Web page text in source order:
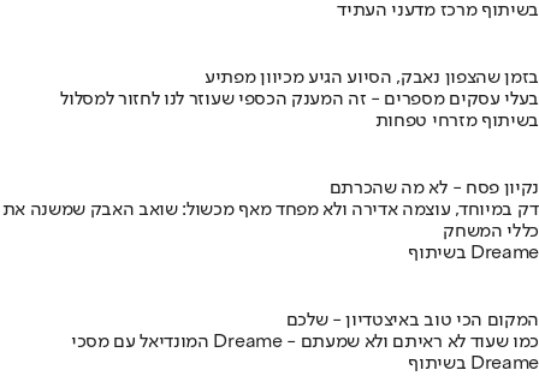
בשיתוף מרכז מדעני העתיד
בזמן שהצפון נאבק, הסיוע הגיע מכיוון מפתיע
בעלי עסקים מספרים - זה המענק הכספי שעוזר לנו לחזור למסלול
בשיתוף מזרחי טפחות
נקיון פסח - לא מה שהכרתם
דק במיוחד, עוצמה אדירה ולא מפחד מאף מכשול: שואב האבק שמשנה את
כללי המשחק
בשיתוף Dreame
המקום הכי טוב באיצטדיון - שלכם
המונדיאל עם מסכי Dreame - כמו שעוד לא ראיתם ולא שמעתם
בשיתוף Dreame